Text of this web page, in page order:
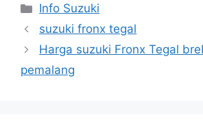
Info Suzuki
suzuki fronx tegal
Harga suzuki Fronx Tegal
pemalang